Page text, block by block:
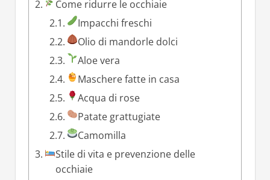
Come ridurre le occhiaie
Impacchi freschi
Olio di mandorle dolci
Aloe vera
Maschere fatte in casa
Acqua di rose
Patate grattugiate
Camomilla
Stile di vita e prevenzione delle
occhiaie